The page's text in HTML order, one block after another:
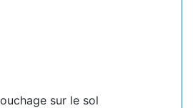
sur le sol